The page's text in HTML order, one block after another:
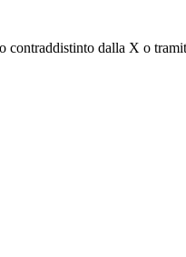
contraddistinto dalla X o